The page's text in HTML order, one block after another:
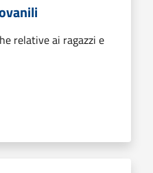
relative ai ragazzi e